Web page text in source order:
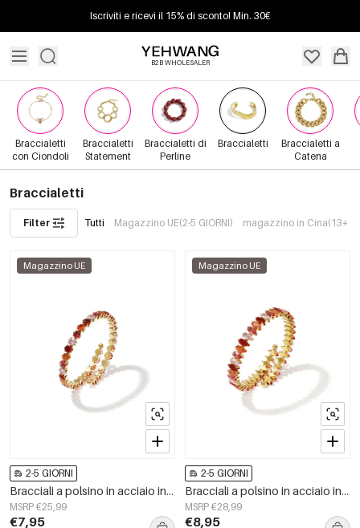
Iscriviti e ricevi il 15% di sconto! Min. 30€
B2B WHOLESALER
Braccialetti
con Ciondoli
Braccialetti
Statement
Braccialetti di
Perline
Braccialetti
Braccialetti a
Catena
Braccialetti
Filter Tutti Magazzino UE(2-5 GIORNI) magazzino in Cina(13+
Magazzino UE
2-5 GIORNI
Bracciali a polsino in acciaio inossidabile, semplici, per tutti i giorni, serie Simple, gioielli da donna
MSRP €25,99
€7,95
Magazzino UE
2-5 GIORNI
Bracciali a polsino in acciaio inossidabile, forma ellittica, semplici, per tutti i giorni, serie Simple, gioielli da donna
MSRP €28,99
€8,95